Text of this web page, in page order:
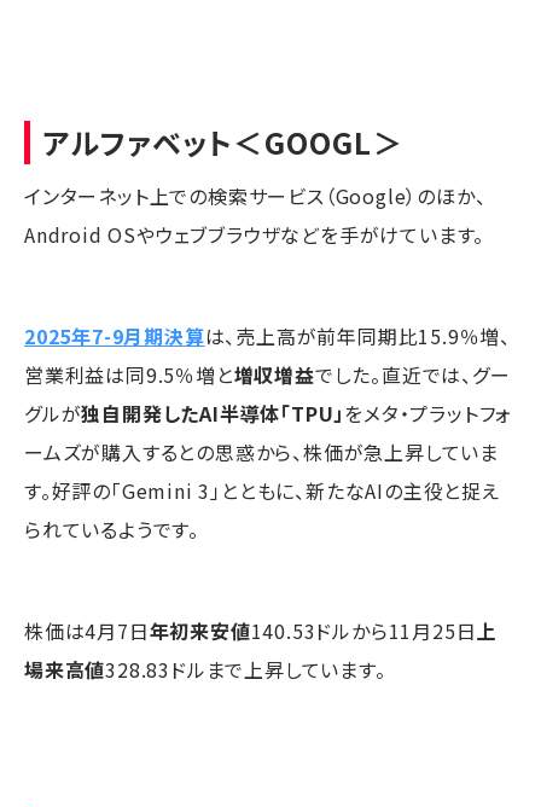
アルファベット＜GOOGL＞
インターネット上での検索サービス（Google）のほか、
Android OSやウェブブラウザなどを手がけています。
2025年7-9月期決算は、売上高が前年同期比15.9％増、
営業利益は同9.5％増と増収増益でした。直近では、グー
グルが独自開発したAI半導体「TPU」をメタ・プラットフォ
ームズが購入するとの思惑から、株価が急上昇していま
す。好評の「Gemini 3」とともに、新たなAIの主役と捉え
られているようです。
株価は4月7日年初来安値140.53ドルから11月25日上
場来高値328.83ドルまで上昇しています。